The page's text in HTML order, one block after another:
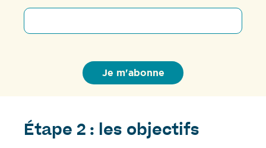
Étape 2 : les objectifs